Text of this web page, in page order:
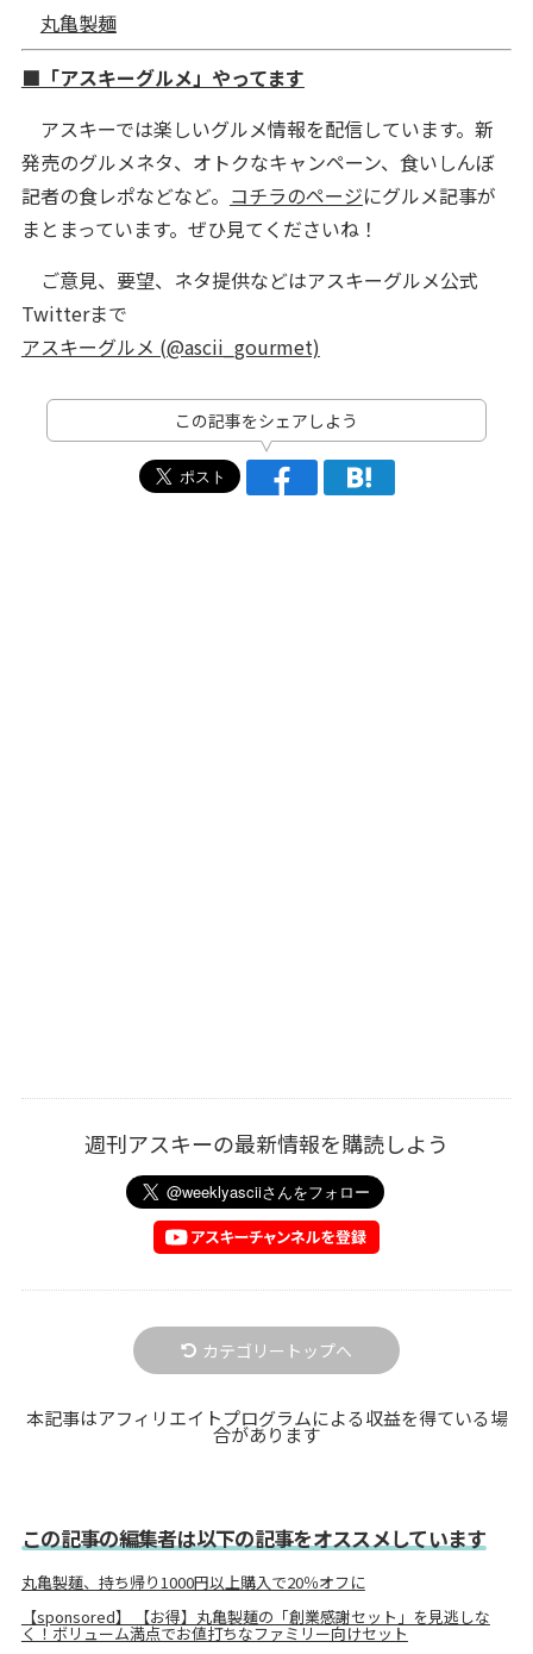
丸亀製麺
■「アスキーグルメ」やってます
アスキーでは楽しいグルメ情報を配信しています。新
発売のグルメネタ、オトクなキャンペーン、食いしんぼ
記者の食レポなどなど。 コチラのページにグルメ記事が
まとまっています。ぜひ見てくださいね！
ご意見、要望、ネタ提供などはアスキーグルメ公式
Twitterまで
アスキーグルメ (@ascii_gourmet)
この記事をシェアしよう
週刊アスキーの最新情報を購読しよう
カテゴリートップへ
本記事はアフィリエイトプログラムによる収益を得ている場
合があります
この記事の編集者は以下の記事をオススメしています
丸亀製麺、持ち帰り1000円以上購入で20％オフに
【sponsored】 【お得】丸亀製麺の「創業感謝セット」を見逃しな
く！ボリューム満点でお値打ちなファミリー向けセット